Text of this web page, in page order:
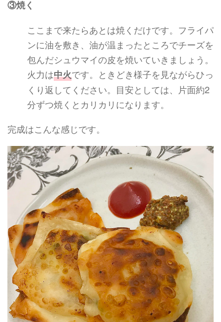
③焼く
ここまで来たらあとは焼くだけです。フライパ
ンに油を敷き、油が温まったところでチーズを
包んだシュウマイの皮を焼いていきましょう。
火力は中火です。ときどき様子を見ながらひっ
くり返してください。目安としては、片面約2
分ずつ焼くとカリカリになります。
完成はこんな感じです。